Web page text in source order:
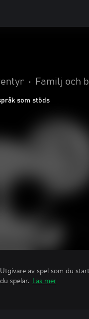
• Familj och
som stöds
Utgivare av spel som du
du spelar. Läs mer